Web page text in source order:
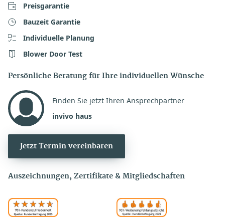
Preisgarantie
Bauzeit Garantie
Individuelle Planung
Blower Door Test
Persönliche Beratung für Ihre individuellen Wünsche
Finden Sie jetzt Ihren Ansprechpartner
invivo haus
Jetzt Termin vereinbaren
Auszeichnungen, Zertifikate & Mitgliedschaften